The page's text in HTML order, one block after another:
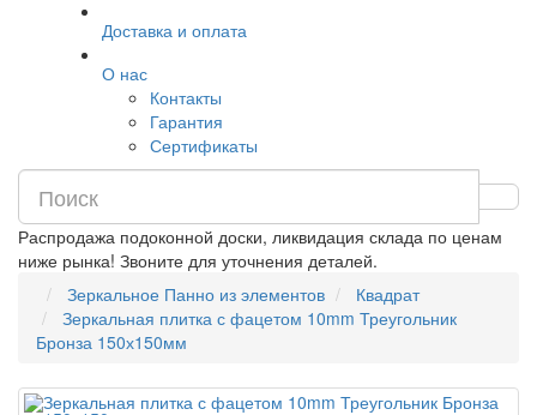
Доставка и оплата
О нас
Контакты
Гарантия
Сертификаты
Распродажа подоконной доски, ликвидация склада по ценам
ниже рынка! Звоните для уточнения деталей.
Зеркальное Панно из элементов
Квадрат
Зеркальная плитка с фацетом 10mm Треугольник
Бронза 150х150мм